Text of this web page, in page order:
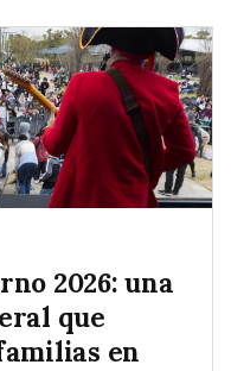
2026: una
que
en